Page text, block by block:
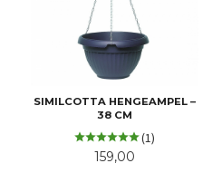
SIMILCOTTA HENGEAMPEL –
38 CM
(1)
Pris
159,00